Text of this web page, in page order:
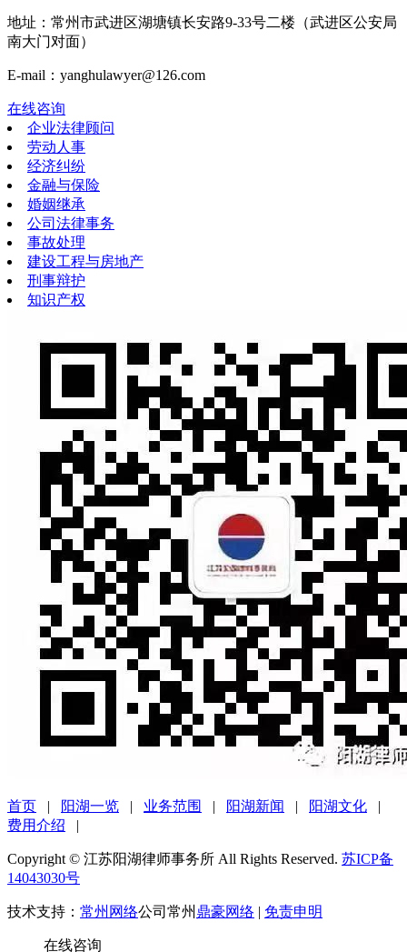
地址：常州市武进区湖塘镇长安路9-33号二楼（武进区公安局
南大门对面）
E-mail：yanghulawyer@126.com
在线咨询
企业法律顾问
劳动人事
经济纠纷
金融与保险
婚姻继承
公司法律事务
事故处理
建设工程与房地产
刑事辩护
知识产权
首页 | 阳湖一览 | 业务范围 | 阳湖新闻 | 阳湖文化 |
费用介绍 |
Copyright © 江苏阳湖律师事务所 All Rights Reserved. 苏ICP备
14043030号
技术支持： 常州网络公司常州 鼎豪网络 | 免责申明
在线咨询